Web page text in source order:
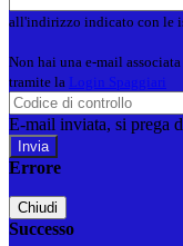
all'indirizzo indicato con le
Non hai una e-mail
tramite la Login Spaggiari
E-mail inviata, si prega
Errore
Chiudi
Successo